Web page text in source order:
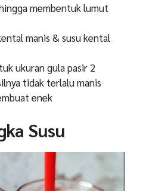
membentuk lumut
manis & susu kental
ukuran gula pasir 2
tidak terlalu manis
enek
Susu